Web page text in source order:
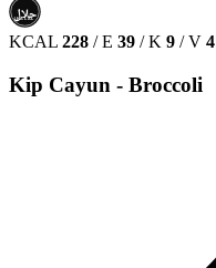
حلال
HALAL
KCAL 228 / E 39 / K 9 / V 4
Kip Cayun - Broccoli